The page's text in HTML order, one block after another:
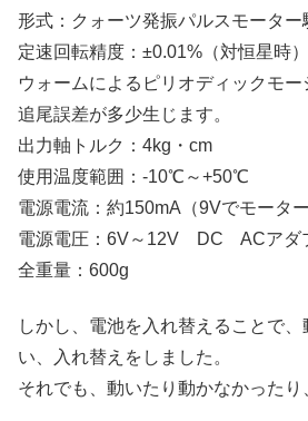
形式：クォーツ発振パルスモーター
定速回転精度：±0.01%（対恒星時
ウォームによるピリオディックモ
追尾誤差が多少生じます。
出力軸トルク：4kg・cm
使用温度範囲：-10℃～+50℃
電源電流：約150mA（9Vでモーター
電源電圧：6V～12V DC ACアダ
全重量：600g
しかし、電池を入れ替えることで
い、入れ替えをしました。
それでも、動いたり動かなかったり